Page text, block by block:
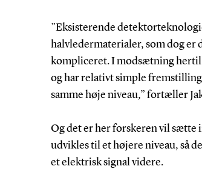
”Eksisterende
halvledermaterialer, som dog er
kompliceret. I modsætning
og har relativt simple
samme høje niveau,” fortæller
Og det er her forskeren vil sætte
udvikles til et højere niveau, så
et elektrisk signal videre.